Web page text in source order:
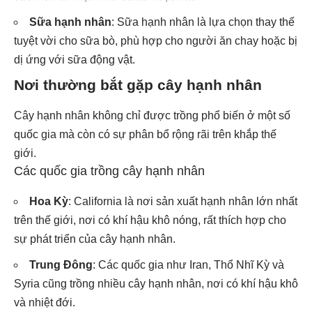
Sữa hạnh nhân: Sữa hạnh nhân là lựa chọn thay thế
tuyệt vời cho sữa bò, phù hợp cho người ăn chay hoặc bị
dị ứng với sữa động vật.
Nơi thường bắt gặp cây hạnh nhân
Cây hạnh nhân không chỉ được trồng phổ biến ở một số
quốc gia mà còn có sự phân bổ rộng rãi trên khắp thế
giới.
Các quốc gia trồng cây hạnh nhân
Hoa Kỳ: California là nơi sản xuất hạnh nhân lớn nhất
trên thế giới, nơi có khí hậu khô nóng, rất thích hợp cho
sự phát triển của cây hạnh nhân.
Trung Đông: Các quốc gia như Iran, Thổ Nhĩ Kỳ và
Syria cũng trồng nhiều cây hạnh nhân, nơi có khí hậu khô
và nhiệt đới.